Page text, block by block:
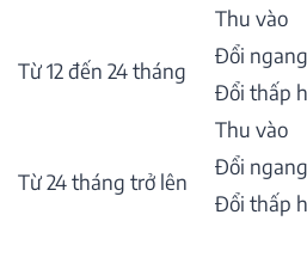
Từ 12 đến 24 tháng
Thu vào
Đổi
Đổi thấp
Từ 24 tháng trở lên
Thu vào
Đổi
Đổi thấp